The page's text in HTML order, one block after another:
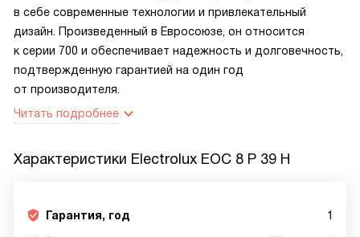
в себе современные технологии и привлекательный
дизайн. Произведенный в Евросоюзе, он относится
к серии 700 и обеспечивает надежность и долговечность,
подтвержденную гарантией на один год
от производителя.
Читать подробнее
Характеристики Electrolux EOC 8 P 39 H
Гарантия, год 1